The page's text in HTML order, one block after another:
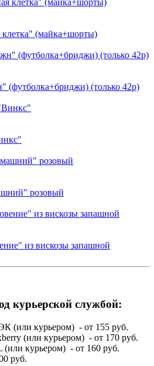
(майка+шорты)
(только 42р)
розовый
из вискозы запашной
курьерской службой:
(или курьером) - от 155 руб.
(или курьером) - от 170 руб.
курьером) - от 160 руб.
руб.